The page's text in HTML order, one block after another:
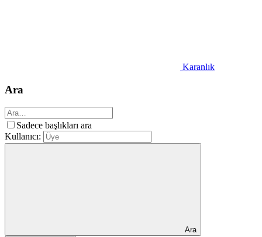
Karanlık
Ara
Sadece başlıkları ara
Kullanıcı:
Ara